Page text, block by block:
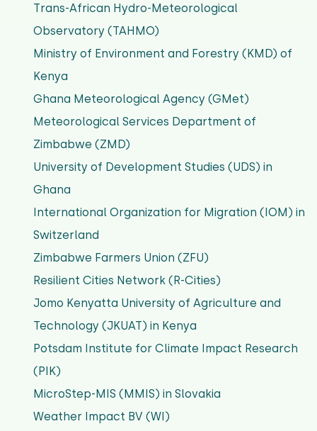
Trans-African Hydro-Meteorological
Observatory (TAHMO)
Ministry of Environment and Forestry (KMD) of
Kenya
Ghana Meteorological Agency (GMet)
Meteorological Services Department of
Zimbabwe (ZMD)
University of Development Studies (UDS) in
Ghana
International Organization for Migration (IOM) in
Switzerland
Zimbabwe Farmers Union (ZFU)
Resilient Cities Network (R-Cities)
Jomo Kenyatta University of Agriculture and
Technology (JKUAT) in Kenya
Potsdam Institute for Climate Impact Research
(PIK)
MicroStep-MIS (MMIS) in Slovakia
Weather Impact BV (WI)